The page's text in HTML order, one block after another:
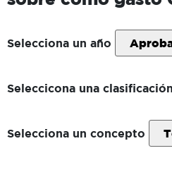
Selecciona un año
Seleccicona una clasificación
Selecciona un concepto